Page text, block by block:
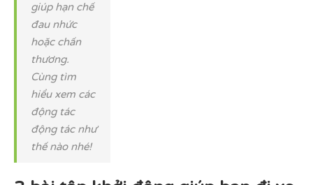
giúp hạn chế
đau nhức
hoặc chấn
thương.
Cùng tìm
hiểu xem các
động tác
động tác như
thế nào nhé!